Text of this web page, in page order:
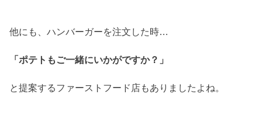
他にも、ハンバーガーを注文した時…
「ポテトもご一緒にいかがですか？」
と提案するファーストフード店もありましたよね。